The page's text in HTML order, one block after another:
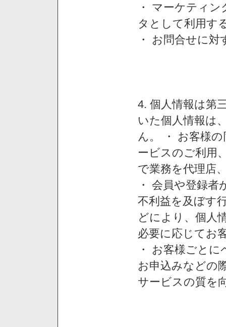
・ マーケティ
タとして利用す
・ お問合せに
4. 個人情報は第
いた個人情報は
ん。 ・ お客様
ービスのご利用
で業務を代理店
・ 会員や登録
不利益を及ぼす
どにより、個人
必要に応じてお
・ お客様ごと
お申込みなどの
サービスの質を